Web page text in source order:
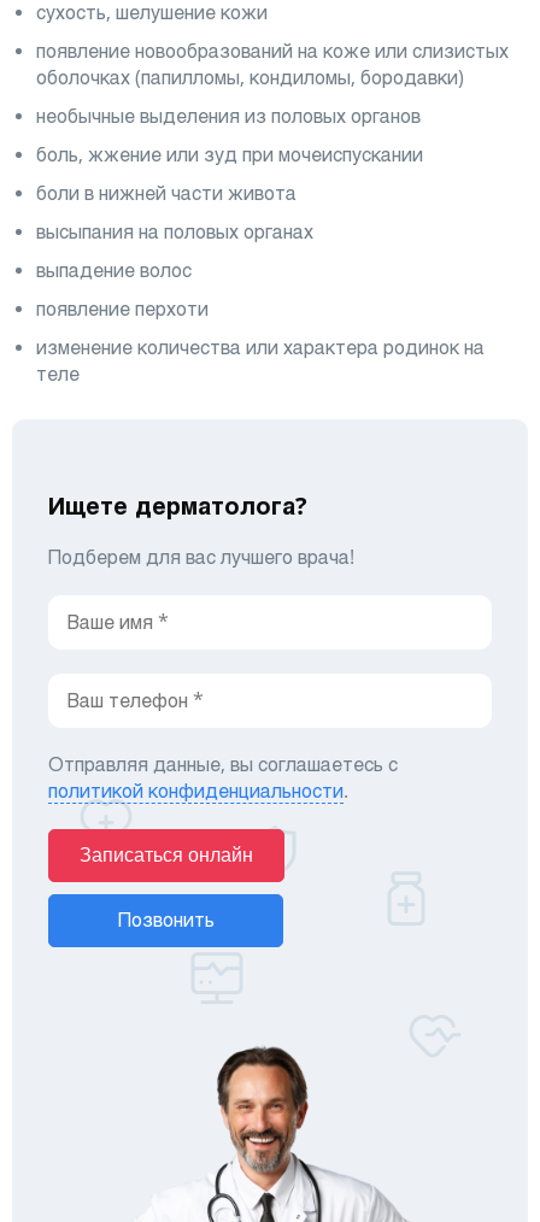
сухость, шелушение кожи
появление новообразований на коже или слизистых
оболочках (папилломы, кондиломы, бородавки)
необычные выделения из половых органов
боль, жжение или зуд при мочеиспускании
боли в нижней части живота
высыпания на половых органах
выпадение волос
появление перхоти
изменение количества или характера родинок на
теле
Ищете дерматолога?
Подберем для вас лучшего врача!
Отправляя данные, вы соглашаетесь с
политикой конфиденциальности.
Записаться онлайн
Позвонить